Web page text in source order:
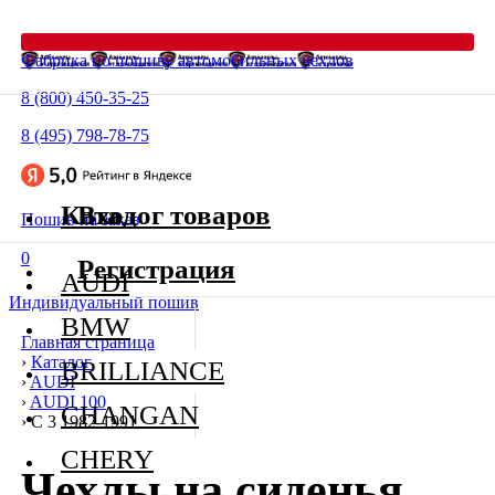
Фабрика по пошиву автомобильных чехлов
8 (800) 450-35-25
8 (495) 798-78-75
Пошив на заказ
0
Индивидуальный пошив
Главная страница
› Каталог
›AUDI
› AUDI 100
› C 3 1982-1991
Каталог товаров
AUDI
BMW
BRILLIANCE
CHANGAN
CHERY
Вход
Регистрация